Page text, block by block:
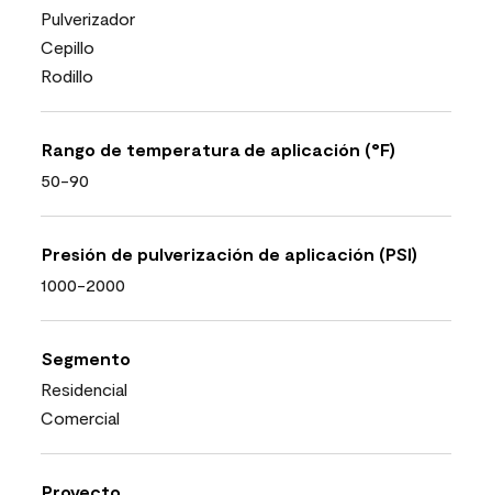
Pulverizador
Cepillo
Rodillo
Rango de temperatura de aplicación (°F)
50-90
Presión de pulverización de aplicación (PSI)
1000-2000
Segmento
Residencial
Comercial